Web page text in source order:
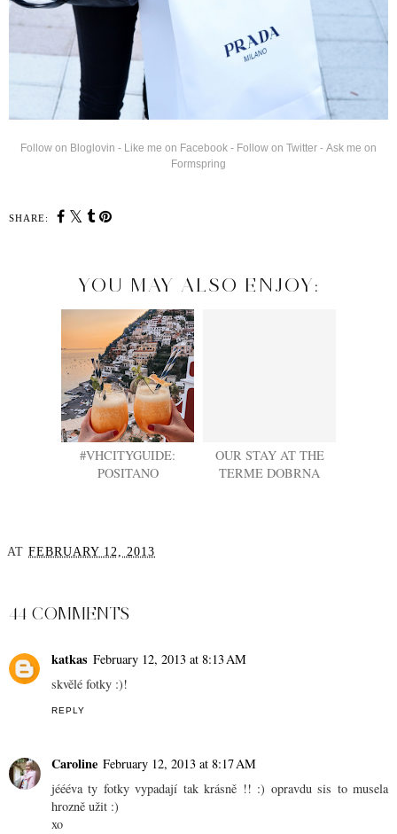
Follow on Bloglovin - Like me on Facebook - Follow on Twitter - Ask me on
Formspring
SHARE:
YOU MAY ALSO ENJOY:
#VHCITYGUIDE:
POSITANO
OUR STAY AT THE
TERME DOBRNA
AT FEBRUARY 12, 2013
44 COMMENTS
katkas February 12, 2013 at 8:13 AM
skvělé fotky :)!
REPLY
Caroline February 12, 2013 at 8:17 AM
jéééva ty fotky vypadají tak krásně !! :) opravdu sis to musela
hrozně užit :)
xo